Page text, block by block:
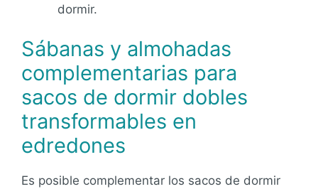
dormir.
Sábanas y almohadas
complementarias para
sacos de dormir dobles
transformables en
edredones
Es posible complementar los sacos de dormir